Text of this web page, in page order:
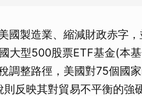
國製造業、縮減財政赤字
大型500股票ETF基金(本
調整路徑，美國對75個國
反映其對貿易不平衡的強